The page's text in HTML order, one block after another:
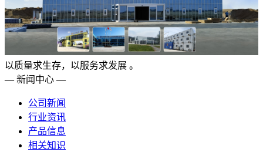
以质量求生存，以服务求发展 。
— 新闻中心 —
公司新闻
行业资讯
产品信息
相关知识